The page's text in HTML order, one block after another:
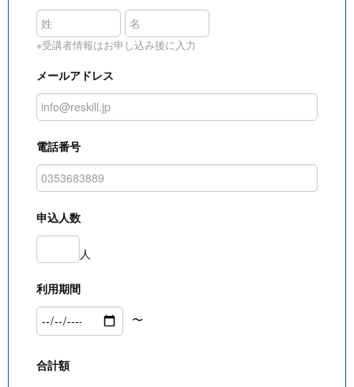
※受講者情報はお申し込み後に入力
メールアドレス
電話番号
申込人数
人
利用期間
〜
合計額